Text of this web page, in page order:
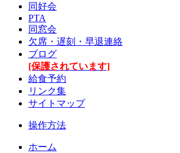
同好会
PTA
同窓会
欠席・遅刻・早退連絡
ブログ
[保護されています]
給食予約
リンク集
サイトマップ
操作方法
ホーム